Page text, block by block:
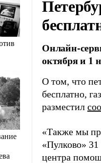
Онлайн-
октября и 1
О том, что
бесплатно,
разместил
«Также мы
«Пулково»
центра